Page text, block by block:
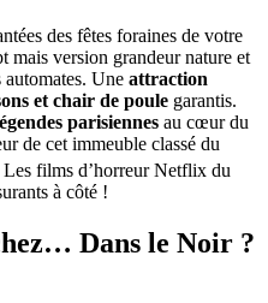
des fêtes foraines de votre
mais version grandeur nature et
automates. Une attraction
et chair de poule garantis.
parisiennes au cœur du
de cet immeuble classé du
Les films d’horreur Netflix du
à côté !
Dans le Noir ?